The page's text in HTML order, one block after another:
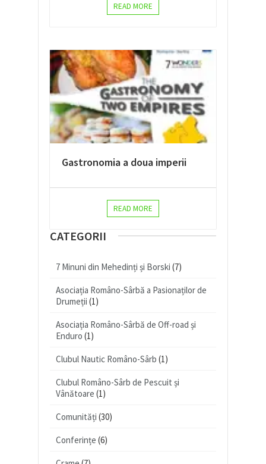
READ MORE
Gastronomia a doua imperii
READ MORE
CATEGORII
7 Minuni din Mehedinți și Borski (7)
Asociația Româno-Sârbă a Pasionaților de
Drumeții (1)
Asociația Româno-Sârbă de Off-road și
Enduro (1)
Clubul Nautic Româno-Sârb (1)
Clubul Româno-Sârb de Pescuit și
Vânătoare (1)
Comunități (30)
Conferințe (6)